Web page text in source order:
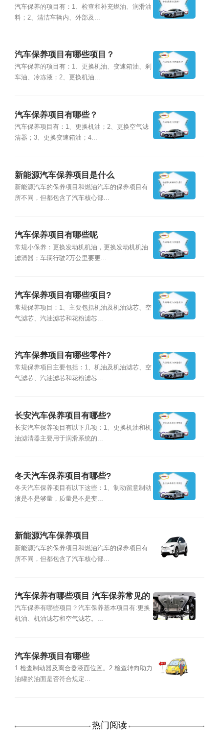
汽车保养的项目有：1、检查和补充燃油、润滑油
料；2、清洁车辆内、外部及...
汽车保养项目有哪些项目？
汽车保养的项目有：1、更换机油、变速箱油、刹
车油、冷冻液；2、更换机油...
汽车保养项目有哪些？
汽车保养项目有：1、更换机油；2、更换空气滤
清器；3、更换变速箱油；4...
新能源汽车保养项目是什么
新能源汽车的保养项目和燃油汽车的保养项目有
所不同，但都包含了汽车核心部...
汽车保养项目有哪些呢
常规小保养：更换发动机机油，更换发动机机油
滤清器；车辆行驶2万公里要更...
汽车保养项目有哪些项目?
常规保养项目：1、主要包括机油及机油滤芯、空
气滤芯、汽油滤芯和花粉滤芯...
汽车保养项目有哪些零件?
常规保养项目主要包括：1、机油及机油滤芯、空
气滤芯、汽油滤芯和花粉滤芯...
长安汽车保养项目有哪些?
长安汽车保养项目有以下几项：1、更换机油和机
油滤清器主要用于润滑系统的...
冬天汽车保养项目有哪些?
冬天汽车保养项目有以下这些：1、制动留意制动
液是不是够量，质量是不是变...
新能源汽车保养项目
新能源汽车的保养项目和燃油汽车的保养项目有
所不同，但都包含了汽车核心部...
汽车保养有哪些项目 汽车保养常见的
保养项目
汽车保养有哪些项目？汽车保养基本项目有:更换
机油、机油滤芯和空气滤芯。...
汽车保养项目有哪些
1.检查制动器及离合器液面位置。2.检查转向助力
油罐的油面是否符合规定...
热门阅读